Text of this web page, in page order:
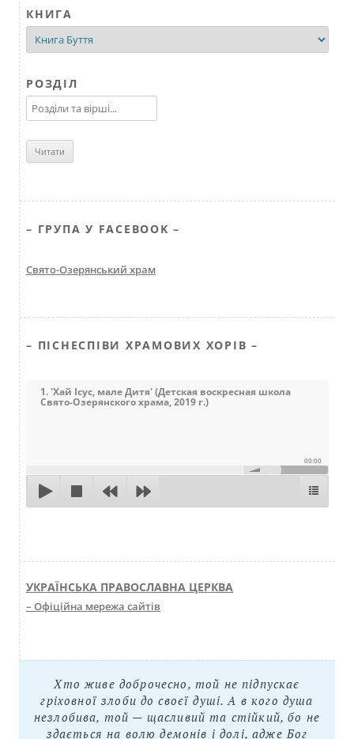
КНИГА
РОЗДІЛ
– ГРУПА У FACEBOOK –
Свято-Озерянський храм
– ПІСНЕСПІВИ ХРАМОВИХ ХОРІВ –
1. 'Хай Ісус, мале Дитя' (Детская воскресная школа
Свято-Озерянского храма, 2019 г.)
00:00
УКРАЇНСЬКА ПРАВОСЛАВНА ЦЕРКВА
– Офіційна мережа сайтів
Хто живе доброчесно, той не підпускає
гріховної злоби до своєї душі. А в кого душа
незлобива, той — щасливий та стійкий, бо не
здається на волю демонів і долі, адже Бог